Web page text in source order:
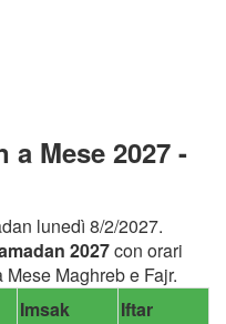
a Mese 2027 -
lunedì 8/2/2027.
2027con orari
Maghreb e Fajr.
Imsak
Iftar